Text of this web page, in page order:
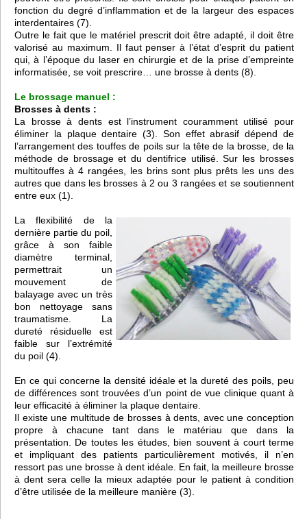
fonction du degré d’inflammation et de la largeur des espaces
interdentaires (7).
Outre le fait que le matériel prescrit doit être adapté, il doit être
valorisé au maximum. Il faut penser à l’état d’esprit du patient
qui, à l’époque du laser en chirurgie et de la prise d’empreinte
informatisée, se voit prescrire… une brosse à dents (8).
Le brossage manuel :
Brosses à dents :
La brosse à dents est l’instrument couramment utilisé pour
éliminer la plaque dentaire (3). Son effet abrasif dépend de
l’arrangement des touffes de poils sur la tête de la brosse, de la
méthode de brossage et du dentifrice utilisé. Sur les brosses
multitouffes à 4 rangées, les brins sont plus prêts les uns des
autres que dans les brosses à 2 ou 3 rangées et se soutiennent
entre eux (1).
La flexibilité de la
dernière partie du poil,
grâce à son faible
diamètre terminal,
permettrait un
mouvement de
balayage avec un très
bon nettoyage sans
traumatisme. La
dureté résiduelle est
faible sur l’extrémité
du poil (4).
En ce qui concerne la densité idéale et la dureté des poils, peu
de différences sont trouvées d’un point de vue clinique quant à
leur efficacité à éliminer la plaque dentaire.
Il existe une multitude de brosses à dents, avec une conception
propre à chacune tant dans le matériau que dans la
présentation. De toutes les études, bien souvent à court terme
et impliquant des patients particulièrement motivés, il n’en
ressort pas une brosse à dent idéale. En fait, la meilleure brosse
à dent sera celle la mieux adaptée pour le patient à condition
d’être utilisée de la meilleure manière (3).